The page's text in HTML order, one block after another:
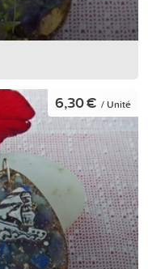
6,30 € / Unité